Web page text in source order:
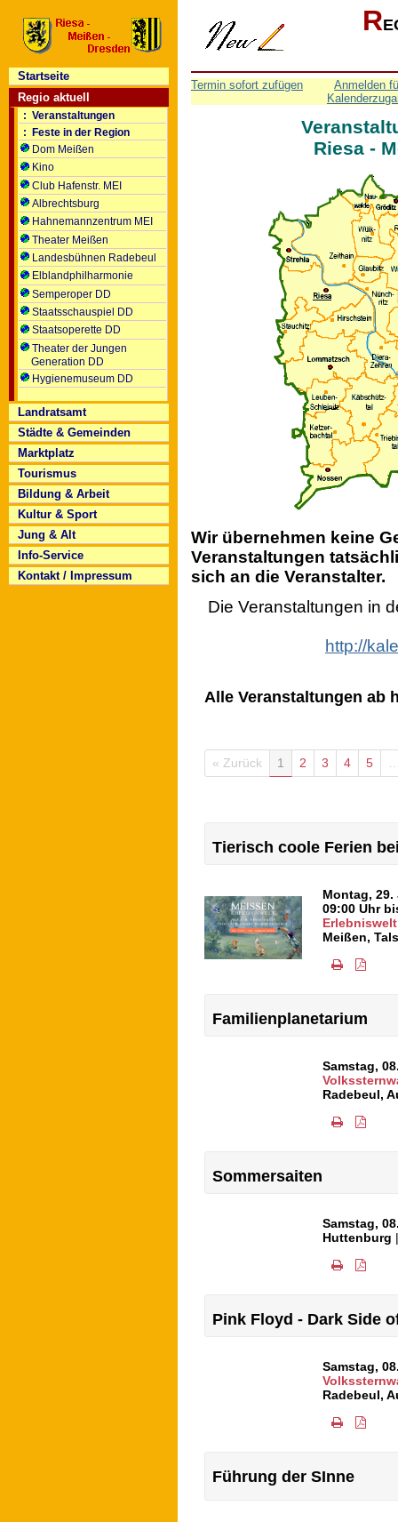
R
Termin sofort zufügen
Anmelden
Riesa -
Wir übernehmen keine
Veranstaltungen
sich an die Veranstalter.
Die Veranstaltungen in
http://
Alle Veranstaltungen ab
« Zurück 1 2 3 4 5
Tierisch coole Ferien
Montag,
09:00 Uhr
Meißen,
Familienplanetarium
Samstag,
Radebeul,
Sommersaiten
Samstag,
Huttenburg
Pink Floyd - Dark Side
Samstag,
Radebeul,
Führung der SInne
Startseite
Regio aktuell
: Veranstaltungen
: Feste in der Region
Dom Meißen
Kino
Club Hafenstr. MEI
Albrechtsburg
Hahnemannzentrum MEI
Theater Meißen
Landesbühnen Radebeul
Elblandphilharmonie
Semperoper DD
Staatsschauspiel DD
Staatsoperette DD
Theater der Jungen
Generation DD
Hygienemuseum DD
Landratsamt
Städte & Gemeinden
Marktplatz
Tourismus
Bildung & Arbeit
Kultur & Sport
Jung & Alt
Info-Service
Kontakt / Impressum